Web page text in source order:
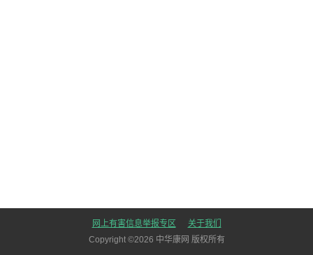
网上有害信息举报专区
关于我们
Copyright ©2026 中华康网 版权所有